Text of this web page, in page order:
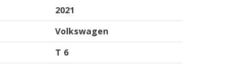
2021
Volkswagen
T 6